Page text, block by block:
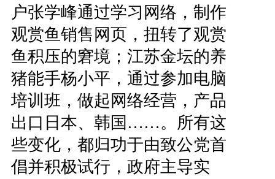
户张学峰通过学习网络，制作
观赏鱼销售网页，扭转了观赏
鱼积压的窘境；江苏金坛的养
猪能手杨小平，通过参加电脑
培训班，做起网络经营，产品
出口日本、韩国……。所有这
些变化，都归功于由致公党首
倡并积极试行，政府主导实